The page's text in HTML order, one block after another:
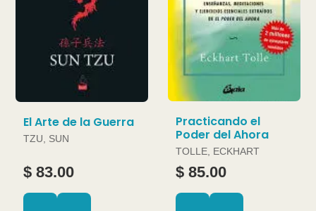
El Arte de la Guerra
TZU, SUN
$ 83.00
Practicando el
Poder del Ahora
TOLLE, ECKHART
$ 85.00